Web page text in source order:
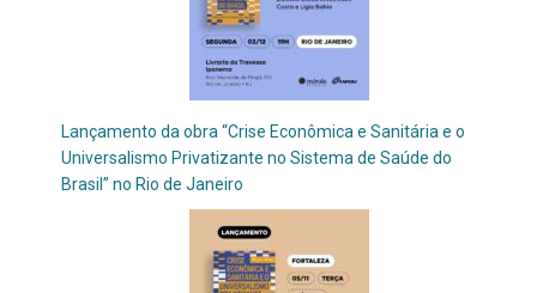
Lançamento da obra “Crise Econômica e Sanitária e o
Universalismo Privatizante no Sistema de Saúde do
Brasil” no Rio de Janeiro